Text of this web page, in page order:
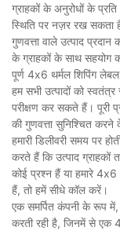
ग्राहकों के अनुरोधों के
स्थिति पर नज़र रख सकता
गुणवत्ता वाले उत्पाद
के ग्राहकों के साथ सहयोग
पूर्ण 4x6 थर्मल शिपिंग
हम सभी उत्पादों को
परीक्षण कर सकते हैं। पूरी
की गुणवत्ता सुनिश्चित करने
हमारी डिलीवरी समय पर
करते हैं कि उत्पाद
कोई प्रश्न हैं या हमारे
हैं, तो हमें सीधे कॉल करें।
एक समर्पित कंपनी के रूप
करती रही है, जिनमें से एक